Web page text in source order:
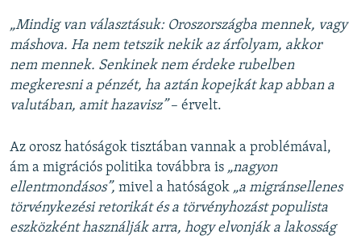
„Mindig van választásuk: Oroszországba mennek, vagy
máshova. Ha nem tetszik nekik az árfolyam, akkor
nem mennek. Senkinek nem érdeke rubelben
megkeresni a pénzét, ha aztán kopejkát kap abban a
valutában, amit hazavisz”– érvelt.
Az orosz hatóságok tisztában vannak a problémával,
ám a migrációs politika továbbra is „nagyon
ellentmondásos”, mivel a hatóságok „a migránsellenes
törvénykezési retorikát és a törvényhozást populista
eszközként használják arra, hogy elvonják a lakosság